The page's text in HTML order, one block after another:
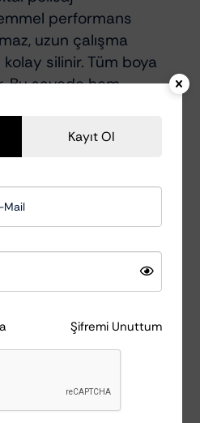
performans
uzun çalışma
silinir. Tüm boya
Bu sayede hem
finisaj çözümüdür.
ve derin finisaj etkisi
sayesinde verimli
makinelerle uyumlu
Kayıt Ol
Şifremi Unuttum